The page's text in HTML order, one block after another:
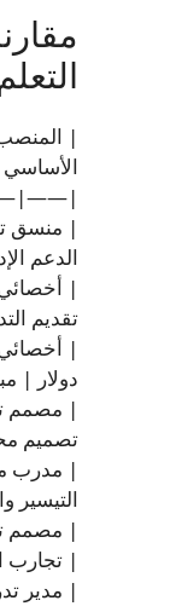
|
الدعم
تقديم
دولار |
تصميم
التيسير
| تجارب
| مدير